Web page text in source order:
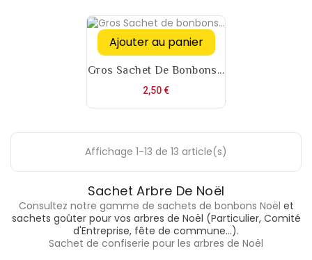
Ajouter au panier
Gros Sachet De Bonbons...
2,50 €Prix
Affichage 1-13 de 13 article(s)
Sachet Arbre De Noël
Consultez notre gamme de sachets de bonbons Noël et
sachets goûter pour vos arbres de Noël (Particulier, Comité
d'Entreprise, fête de commune...).
Sachet de confiserie pour les arbres de Noël